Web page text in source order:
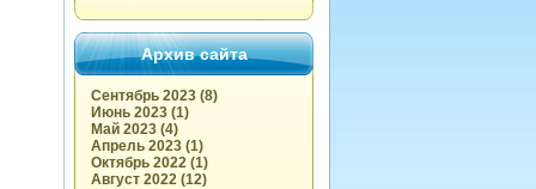
Архив сайта
Сентябрь 2023 (8)
Июнь 2023 (1)
Май 2023 (4)
Апрель 2023 (1)
Октябрь 2022 (1)
Август 2022 (12)